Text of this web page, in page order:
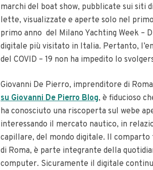
marchi del boat show, pubblicate sui siti
lette, visualizzate e aperte solo nel
primo anno del Milano Yachting Week –
digitale più visitato in Italia. Pertanto,
del COVID – 19 non ha impedito lo
Giovanni De Pierro, imprenditore di
su Giovanni De Pierro Blog, è fiducioso
ha conosciuto una riscoperta sul webe
interessando il mercato nautico, in
capillare, del mondo digitale. Il
di Roma, è parte integrante della
computer. Sicuramente il digitale